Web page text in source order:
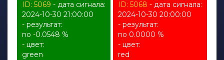
ID: 5069 - дата сигнала:
2024-10-30 21:00:00
- результат:
no -0.0548 %
- цвет:
green
ID: 5068 - дата сигнала:
2024-10-30 20:00:00
- результат:
no 0.0000 %
- цвет:
red